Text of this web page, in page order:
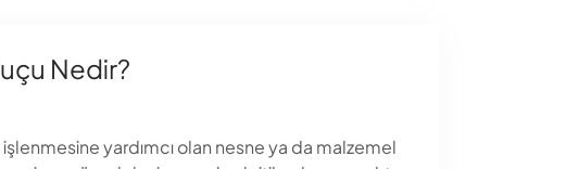
Nedir?
yardımcı olan nesne ya da malzemel